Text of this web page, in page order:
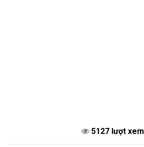
5127 lượt xem